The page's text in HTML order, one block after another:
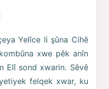
Yelîce li şûna Cihê
xwe pêk anîn
Elî sond xwarin. Sêvê
felqek xwar, ku